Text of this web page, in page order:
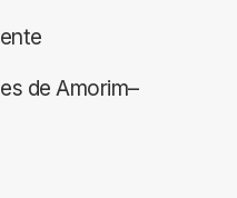
de Amorim–